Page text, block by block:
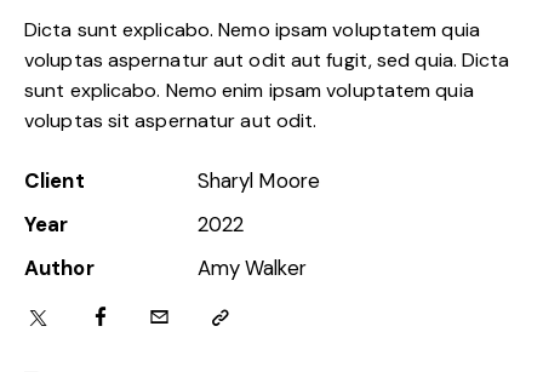
Dicta sunt explicabo. Nemo ipsam voluptatem quia
voluptas aspernatur aut odit aut fugit, sed quia. Dicta
sunt explicabo. Nemo enim ipsam voluptatem quia
voluptas sit aspernatur aut odit.
Client
Sharyl Moore
Year
2022
Author
Amy Walker